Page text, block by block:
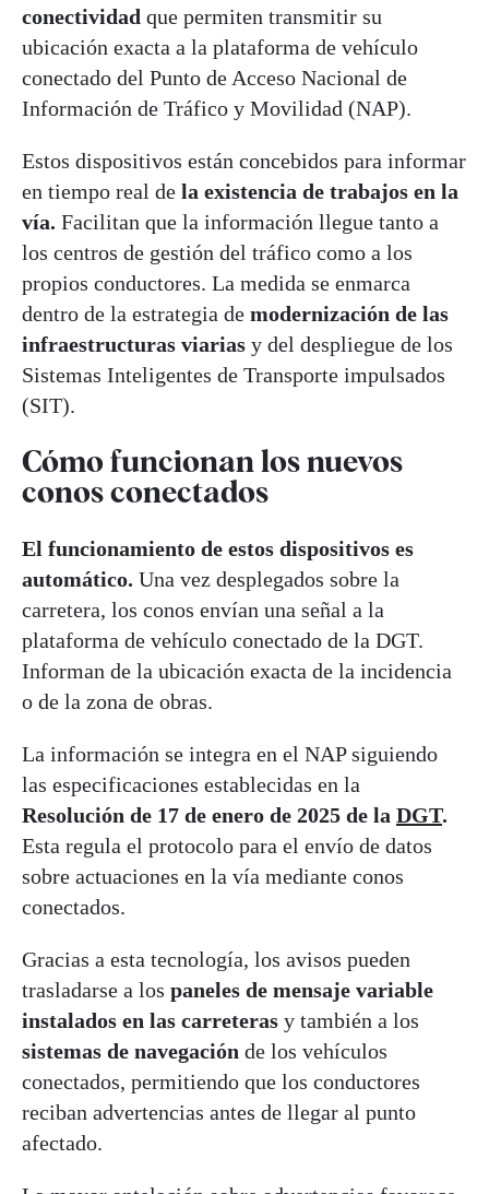
conectividad que permiten transmitir su
ubicación exacta a la plataforma de vehículo
conectado del Punto de Acceso Nacional de
Información de Tráfico y Movilidad (NAP).
Estos dispositivos están concebidos para informar
en tiempo real de la existencia de trabajos en la
vía. Facilitan que la información llegue tanto a
los centros de gestión del tráfico como a los
propios conductores. La medida se enmarca
dentro de la estrategia de modernización de las
infraestructuras viarias y del despliegue de los
Sistemas Inteligentes de Transporte impulsados
(SIT).
Cómo funcionan los nuevos
conos conectados
El funcionamiento de estos dispositivos es
automático. Una vez desplegados sobre la
carretera, los conos envían una señal a la
plataforma de vehículo conectado de la DGT.
Informan de la ubicación exacta de la incidencia
o de la zona de obras.
La información se integra en el NAP siguiendo
las especificaciones establecidas en la
Resolución de 17 de enero de 2025 de la DGT.
Esta regula el protocolo para el envío de datos
sobre actuaciones en la vía mediante conos
conectados.
Gracias a esta tecnología, los avisos pueden
trasladarse a los paneles de mensaje variable
instalados en las carreteras y también a los
sistemas de navegación de los vehículos
conectados, permitiendo que los conductores
reciban advertencias antes de llegar al punto
afectado.